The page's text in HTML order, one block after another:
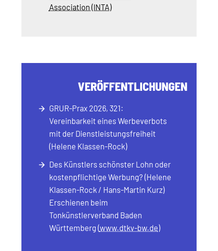
Association (INTA)
VERÖFFENTLICHUNGEN
GRUR-Prax 2026, 321:
Vereinbarkeit eines Werbeverbots
mit der Dienstleistungsfreiheit
(Helene Klassen-Rock)
Des Künstlers schönster Lohn oder
kostenpflichtige Werbung? (Helene
Klassen-Rock / Hans-Martin Kurz)
Erschienen beim
Tonkünstlerverband Baden
Württemberg (www.dtkv-bw.de)